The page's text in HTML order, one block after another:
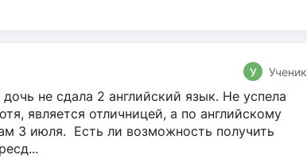
У Ученик
не сдала 2 английский язык. Не успела
является отличницей, а по английскому
3 июля. Есть ли возможность получить